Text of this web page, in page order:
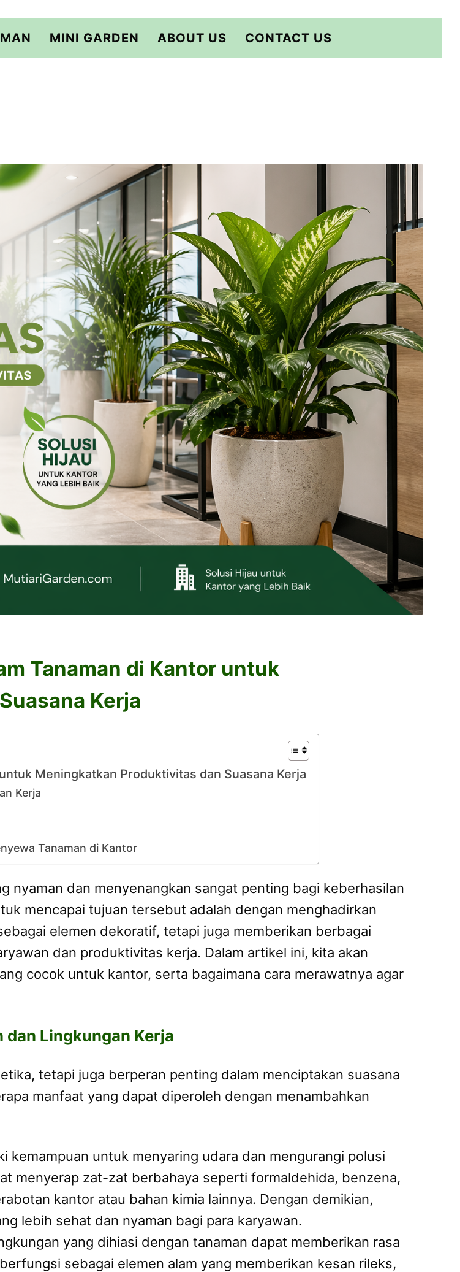
MINI GARDEN ABOUT US CONTACT US
Tanaman di Kantor untuk
Kerja
Meningkatkan Produktivitas dan Suasana Kerja
Kerja
Tanaman di Kantor
nyaman dan menyenangkan sangat penting bagi keberhasilan
mencapai tujuan tersebut adalah dengan menghadirkan
elemen dekoratif, tetapi juga memberikan berbagai
dan produktivitas kerja. Dalam artikel ini, kita akan
cocok untuk kantor, serta bagaimana cara merawatnya agar
dan Lingkungan Kerja
tetapi juga berperan penting dalam menciptakan suasana
manfaat yang dapat diperoleh dengan menambahkan
kemampuan untuk menyaring udara dan mengurangi polusi
menyerap zat-zat berbahaya seperti formaldehida, benzena,
kantor atau bahan kimia lainnya. Dengan demikian,
lebih sehat dan nyaman bagi para karyawan.
yang dihiasi dengan tanaman dapat memberikan rasa
sebagai elemen alam yang memberikan kesan rileks,